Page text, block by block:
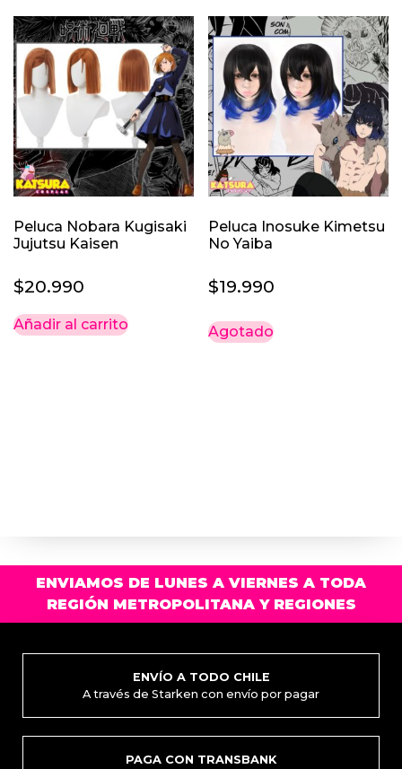
$39.990.$32.990.
$27.990.
Peluca Nobara Kugisaki
Jujutsu Kaisen
$20.990
Añadir al carrito
Peluca Inosuke Kimetsu
No Yaiba
$19.990
Agotado
ENVIAMOS DE LUNES A VIERNES A TODA
REGIÓN METROPOLITANA Y REGIONES
ENVÍO A TODO CHILE
A través de Starken con envío por pagar
PAGA CON TRANSBANK